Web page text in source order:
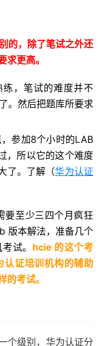
的，除了笔试之外还
求更高。
，笔试的难度并不
。然后把题库所要求
参加8个小时的LAB
，所以它的这个难度
了。了解（华为认证
要至少三四个月疯狂
版本解法，准备几个
试。 hcie 的这个考
认证培训机构的辅助
的考试。
个级别，华为认证分